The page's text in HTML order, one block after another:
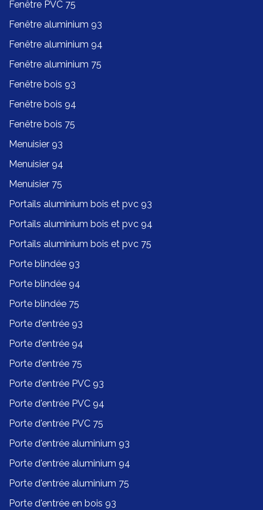
Fenêtre PVC 75
Fenêtre aluminium 93
Fenêtre aluminium 94
Fenêtre aluminium 75
Fenêtre bois 93
Fenêtre bois 94
Fenêtre bois 75
Menuisier 93
Menuisier 94
Menuisier 75
Portails aluminium bois et pvc 93
Portails aluminium bois et pvc 94
Portails aluminium bois et pvc 75
Porte blindée 93
Porte blindée 94
Porte blindée 75
Porte d'entrée 93
Porte d'entrée 94
Porte d'entrée 75
Porte d'entrée PVC 93
Porte d'entrée PVC 94
Porte d'entrée PVC 75
Porte d'entrée aluminium 93
Porte d'entrée aluminium 94
Porte d'entrée aluminium 75
Porte d'entrée en bois 93